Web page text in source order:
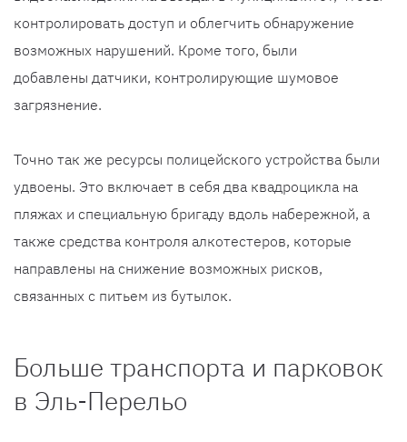
контролировать доступ и облегчить обнаружение
возможных нарушений. Кроме того, были
добавлены датчики, контролирующие шумовое
загрязнение.
Точно так же ресурсы полицейского устройства были
удвоены. Это включает в себя два квадроцикла на
пляжах и специальную бригаду вдоль набережной, а
также средства контроля алкотестеров, которые
направлены на снижение возможных рисков,
связанных с питьем из бутылок.
Больше транспорта и парковок
в Эль-Перельо